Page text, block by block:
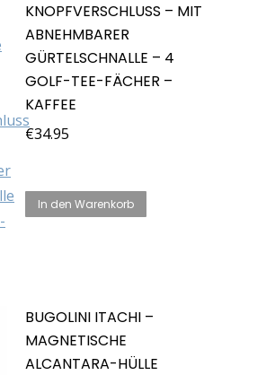
KNOPFVERSCHLUSS – MIT
ABNEHMBARER
GÜRTELSCHNALLE – 4
GOLF-TEE-FÄCHER –
KAFFEE
€34.95
In den Warenkorb
BUGOLINI ITACHI –
MAGNETISCHE
ALCANTARA-HÜLLE